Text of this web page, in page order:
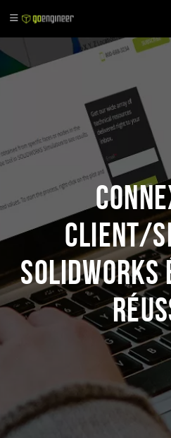
client/